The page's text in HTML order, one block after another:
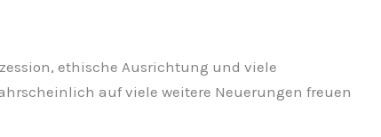
ethische Ausrichtung und viele
auf viele weitere Neuerungen freuen